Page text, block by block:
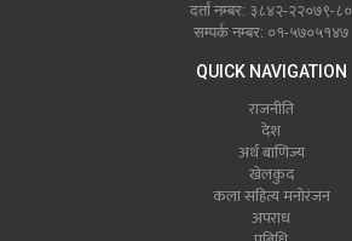
दर्ता नम्बर: ३८४२-२२०७९-८०
सम्पर्क नम्बर: ०१-५७०५१४७
QUICK NAVIGATION
राजनीति
देश
अर्थ बाणिज्य
खेलकुद
कला सहित्य मनोरंजन
अपराध